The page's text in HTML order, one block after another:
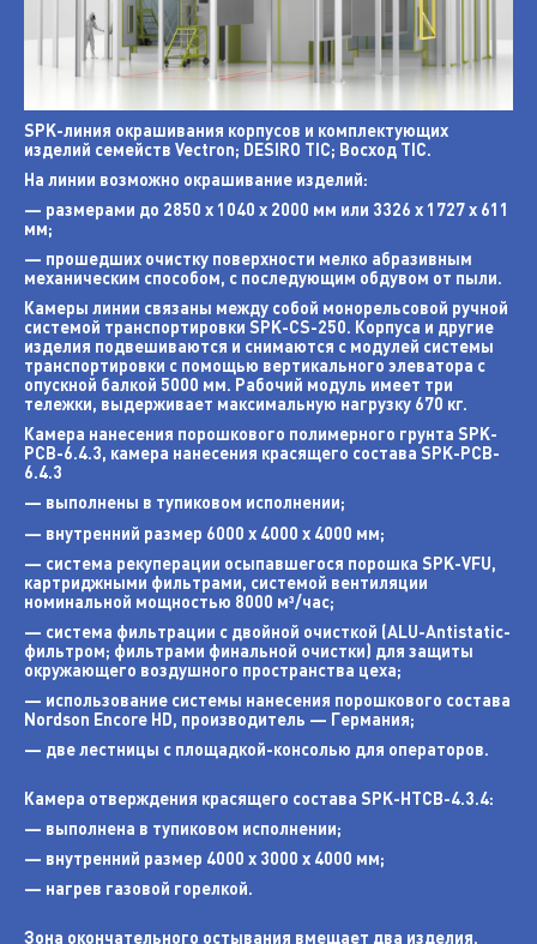
SPK-линия окрашивания корпусов и комплектующих
изделий семейств Vectron; DESIRO TIC; Восход TIC.
На линии возможно окрашивание изделий:
— размерами до 2850 х 1040 х 2000 мм или 3326 х 1727 х 611
мм;
— прошедших очистку поверхности мелко абразивным
механическим способом, с последующим обдувом от пыли.
Камеры линии связаны между собой монорельсовой ручной
системой транспортировки SPK-CS-250. Корпуса и другие
изделия подвешиваются и снимаются с модулей системы
транспортировки с помощью вертикального элеватора с
опускной балкой 5000 мм. Рабочий модуль имеет три
тележки, выдерживает максимальную нагрузку 670 кг.
Камера нанесения порошкового полимерного грунта SPK-
PCB-6.4.3, камера нанесения красящего состава SPK-PCB-
6.4.3
— выполнены в тупиковом исполнении;
— внутренний размер 6000 х 4000 х 4000 мм;
— система рекуперации осыпавшегося порошка SPK-VFU,
картриджными фильтрами, системой вентиляции
номинальной мощностью 8000 м³/час;
— система фильтрации с двойной очисткой (ALU-Antistatic-
фильтром; фильтрами финальной очистки) для защиты
окружающего воздушного пространства цеха;
— использование системы нанесения порошкового состава
Nordson Encore HD, производитель — Германия;
— две лестницы с площадкой-консолью для операторов.
Камера отверждения красящего состава SPK-НТСВ-4.3.4:
— выполнена в тупиковом исполнении;
— внутренний размер 4000 х 3000 х 4000 мм;
— нагрев газовой горелкой.
Зона окончательного остывания вмещает два изделия.